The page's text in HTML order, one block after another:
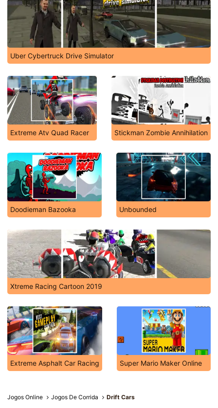
Uber Cybertruck Drive Simulator
Extreme Atv Quad Racer Stickman Zombie Annihilation
Doodieman Bazooka Unbounded
Xtreme Racing Cartoon 2019
Extreme Asphalt Car Racing Super Mario Maker Online
Jogos Online Jogos De Corrida Drift Cars